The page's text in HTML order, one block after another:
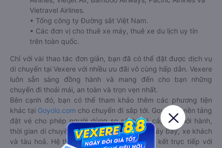
Vietravel Airlines.
• Tổng công ty Đường sắt Việt Nam.
• Các đơn vị cho thuê xe máy, thuê xe du lịch uy tín
trên toàn quốc.
Chỉ với vài thao tác đơn giản, bạn đã có thể đặt được dịch vụ
di chuyển tại Vexere với nhiều ưu đãi vô cùng hấp dẫn. Vexere
luôn sẵn sàng đồng hành và mang đến cho bạn những
chuyến đi thoải mái, an toàn và trọn vẹn nhất.
Bên cạnh đó, bạn có thể tham khảo thêm các phương tiện
khác tại Goyolo.com cho chuyến đi sắp tới. Goyolo là nền tảng
đặt vé cho phép người dùng so sánh giá cả, giờ khởi hành,
thời gian di chuyển của nhiều phương tiện máy bay, xe khách
và tàu hoả. Hệ thống của Goyolo được liên kết trực tiếp với